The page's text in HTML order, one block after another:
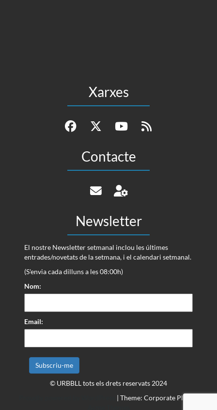
Xarxes
Contacte
Newsletter
El nostre Newsletter setmanal inclou les últimes
entrades/novetats de la setmana, i el calendari setmanal.
(S'envia cada dilluns a les 08:00h)
Nom:
Email:
© URBBLL tots els drets reservats 2024
| Theme: Corporate Plus by